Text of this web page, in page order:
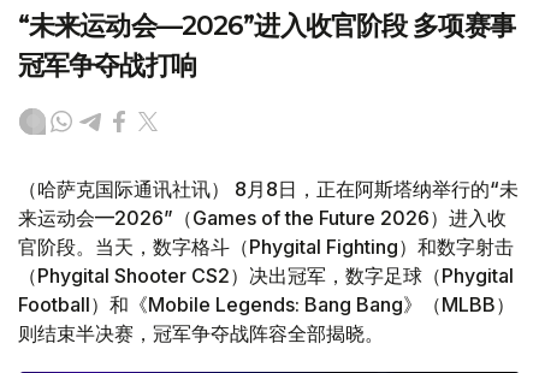
“未来运动会—2026”进入收官阶段 多项赛事
冠军争夺战打响
（哈萨克国际通讯社讯） 8月8日，正在阿斯塔纳举行的“未
来运动会—2026”（Games of the Future 2026）进入收
官阶段。当天，数字格斗（Phygital Fighting）和数字射击
（Phygital Shooter CS2）决出冠军，数字足球（Phygital
Football）和《Mobile Legends: Bang Bang》（MLBB）
则结束半决赛，冠军争夺战阵容全部揭晓。